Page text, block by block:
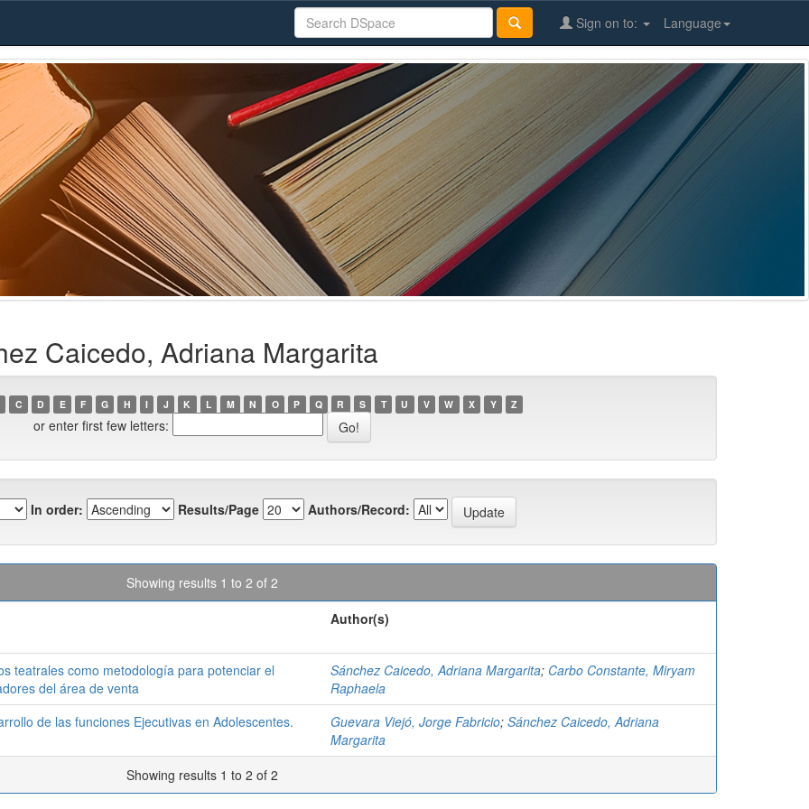
Language
Sign on to:
Caicedo, Adriana Margarita
C D E F G H I J K L M N O P Q R S T U V W X Y Z
or enter first few letters:
In order: Results/Page Authors/Record:
Showing results 1 to 2 of 2
Author(s)
teatrales como metodología para potenciar el
del área de venta
Sánchez Caicedo, Adriana Margarita; Carbo Constante, Miryam
Raphaela
de las funciones Ejecutivas en Adolescentes.
Guevara Viejó, Jorge Fabricio; Sánchez Caicedo, Adriana
Margarita
Showing results 1 to 2 of 2